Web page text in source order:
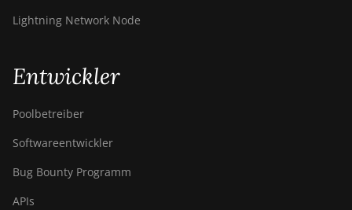
Lightning Network Node
Entwickler
Poolbetreiber
Softwareentwickler
Bug Bounty Programm
APIs